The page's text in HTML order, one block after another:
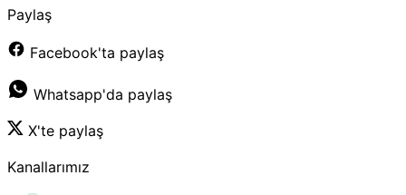
Paylaş
Facebook'ta paylaş
Whatsapp'da paylaş
X'te paylaş
Kanallarımız